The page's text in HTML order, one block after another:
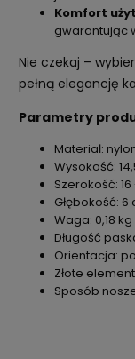
Komfort
gwarantując
Nie czekaj –
pełną elegancję
Parametry
Materiał:
Wysokość:
Szerokość:
Głębokość: 6
Waga: 0,18 kg
Długość
Orientacja:
Złote
Sposób